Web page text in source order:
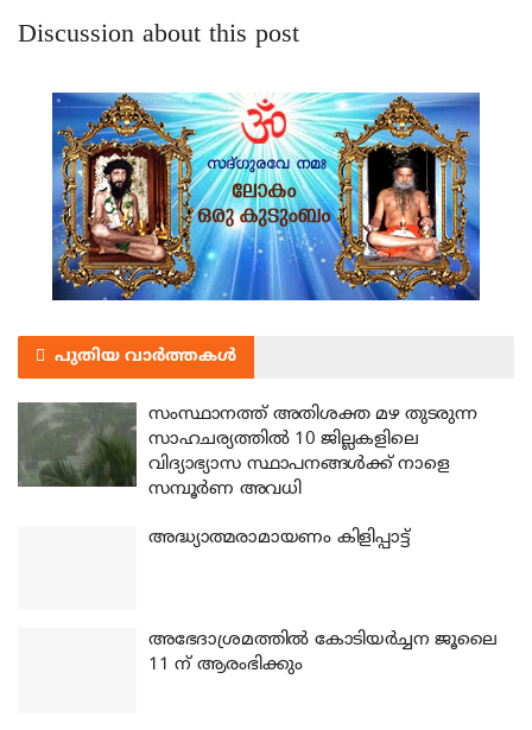
Discussion about this post
പുതിയ വാർത്തകൾ
സംസ്ഥാനത്ത് അതിശക്ത മഴ തുടരുന്ന
സാഹചര്യത്തിൽ 10 ജില്ലകളിലെ
വിദ്യാഭ്യാസ സ്ഥാപനങ്ങൾക്ക് നാളെ
സമ്പൂർണ അവധി
അദ്ധ്യാത്മരാമായണം കിളിപ്പാട്ട്
അഭേദാശ്രമത്തില്‍ കോടിയര്‍ച്ചന ജൂലൈ
11 ന് ആരംഭിക്കും